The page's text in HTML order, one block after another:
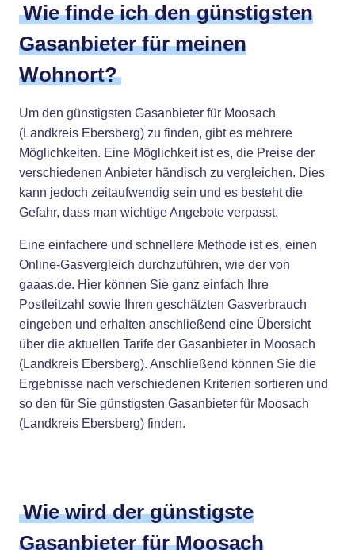
Wie finde ich den günstigsten
Gasanbieter für meinen
Wohnort?
Um den günstigsten Gasanbieter für Moosach
(Landkreis Ebersberg) zu finden, gibt es mehrere
Möglichkeiten. Eine Möglichkeit ist es, die Preise der
verschiedenen Anbieter händisch zu vergleichen. Dies
kann jedoch zeitaufwendig sein und es besteht die
Gefahr, dass man wichtige Angebote verpasst.
Eine einfachere und schnellere Methode ist es, einen
Online-Gasvergleich durchzuführen, wie der von
gaaas.de. Hier können Sie ganz einfach Ihre
Postleitzahl sowie Ihren geschätzten Gasverbrauch
eingeben und erhalten anschließend eine Übersicht
über die aktuellen Tarife der Gasanbieter in Moosach
(Landkreis Ebersberg). Anschließend können Sie die
Ergebnisse nach verschiedenen Kriterien sortieren und
so den für Sie günstigsten Gasanbieter für Moosach
(Landkreis Ebersberg) finden.
Wie wird der günstigste
Gasanbieter für Moosach